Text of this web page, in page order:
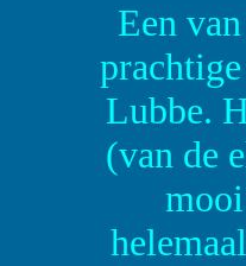
Een
Lubbe.
(van de